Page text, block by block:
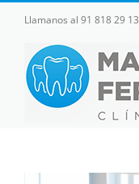
content
Llamanos al 91 818 29 13